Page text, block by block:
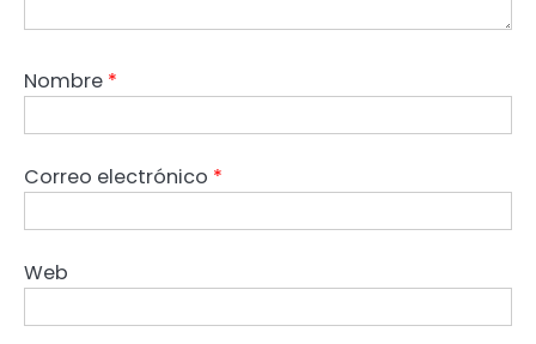
Nombre *
Correo electrónico *
Web